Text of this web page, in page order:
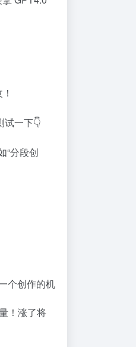
一下👇
“分段创
个创作的机
！涨了将